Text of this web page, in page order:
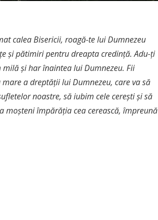
calea Bisericii, roagă-te lui Dumnezeu
și pătimiri pentru dreapta credință. Adu-ți
și har înaintea lui Dumnezeu. Fii
a dreptății lui Dumnezeu, care va să
noastre, să iubim cele cerești și să
moșteni împărăția cea cerească, împreună